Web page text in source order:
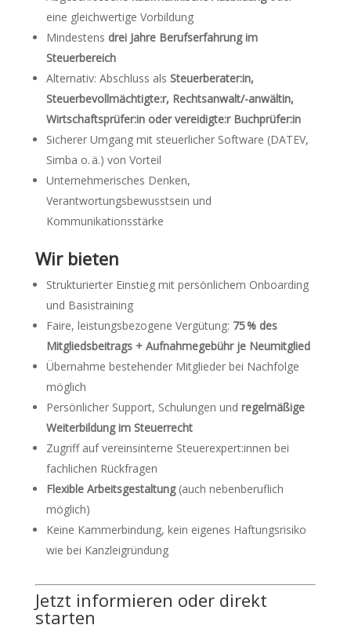
eine gleichwertige Vorbildung
Mindestens drei Jahre Berufserfahrung im
Steuerbereich
Alternativ: Abschluss als Steuerberater:in,
Steuerbevollmächtigte:r, Rechtsanwalt/-anwältin,
Wirtschaftsprüfer:in oder vereidigte:r Buchprüfer:in
Sicherer Umgang mit steuerlicher Software (DATEV,
Simba o. ä.) von Vorteil
Unternehmerisches Denken,
Verantwortungsbewusstsein und
Kommunikationsstärke
Wir bieten
Strukturierter Einstieg mit persönlichem Onboarding
und Basistraining
Faire, leistungsbezogene Vergütung: 75 % des
Mitgliedsbeitrags + Aufnahmegebühr je Neumitglied
Übernahme bestehender Mitglieder bei Nachfolge
möglich
Persönlicher Support, Schulungen und regelmäßige
Weiterbildung im Steuerrecht
Zugriff auf vereinsinterne Steuerexpert:innen bei
fachlichen Rückfragen
Flexible Arbeitsgestaltung(auch nebenberuflich
möglich)
Keine Kammerbindung, kein eigenes Haftungsrisiko
wie bei Kanzleigründung
Jetzt informieren oder direkt
starten